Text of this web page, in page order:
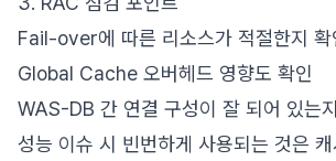
Fail-over에 따른 리소스가 적절한지 확
Global Cache 오버헤드 영향도 확인
WAS-DB 간 연결 구성이 잘 되어 있는
성능 이슈 시 빈번하게 사용되는 것은